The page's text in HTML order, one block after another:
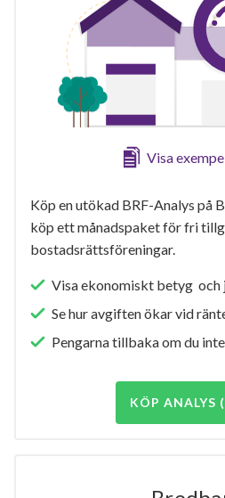
Visa
Köp en utökad BRF-Analys på
köp ett månadspaket för fri
bostadsrättsföreningar.
Visa ekonomiskt betyg och
Se hur avgiften ökar vid
Pengarna tillbaka om du
KÖP ANALYS